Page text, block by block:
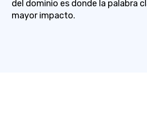
del dominio es donde la palabra
mayor impacto.